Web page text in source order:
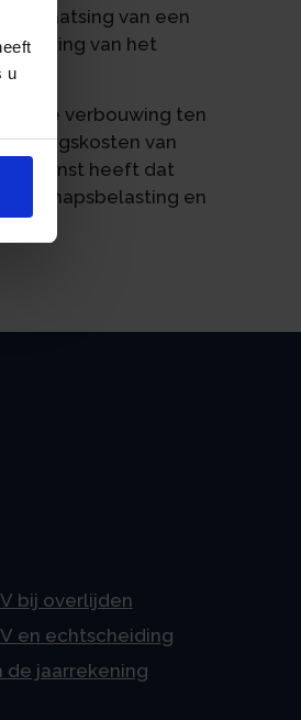
u
plaatsing van een
van het
de verbouwing ten
van
heeft dat
en
bij overlijden
en echtscheiding
de jaarrekening